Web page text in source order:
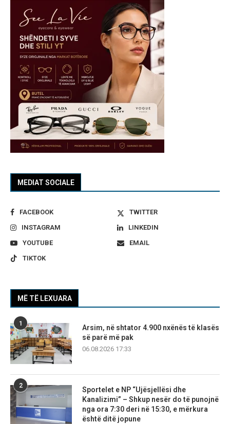
MEDIAT SOCIALE
FACEBOOK
TWITTER
INSTAGRAM
LINKEDIN
YOUTUBE
EMAIL
TIKTOK
MË TË LEXUARA
1
Arsim, në shtator 4.900 nxënës të klasës
së parë më pak
06.08.2026 17:33
2
Sportelet e NP “Ujësjellësi dhe
Kanalizimi” – Shkup nesër do të punojnë
nga ora 7:30 deri në 15:30, e mërkura
është ditë jopune